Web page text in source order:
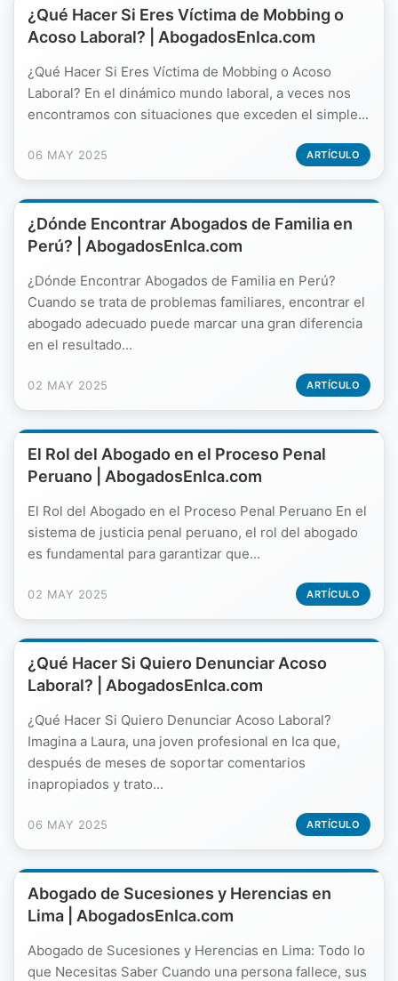
¿Qué Hacer Si Eres Víctima de Mobbing o
Acoso Laboral? | AbogadosEnIca.com
¿Qué Hacer Si Eres Víctima de Mobbing o Acoso
Laboral? En el dinámico mundo laboral, a veces nos
encontramos con situaciones que exceden el simple...
06 MAY 2025 ARTÍCULO
¿Dónde Encontrar Abogados de Familia en
Perú? | AbogadosEnIca.com
¿Dónde Encontrar Abogados de Familia en Perú?
Cuando se trata de problemas familiares, encontrar el
abogado adecuado puede marcar una gran diferencia
en el resultado...
02 MAY 2025 ARTÍCULO
El Rol del Abogado en el Proceso Penal
Peruano | AbogadosEnIca.com
El Rol del Abogado en el Proceso Penal Peruano En el
sistema de justicia penal peruano, el rol del abogado
es fundamental para garantizar que...
02 MAY 2025 ARTÍCULO
¿Qué Hacer Si Quiero Denunciar Acoso
Laboral? | AbogadosEnIca.com
¿Qué Hacer Si Quiero Denunciar Acoso Laboral?
Imagina a Laura, una joven profesional en Ica que,
después de meses de soportar comentarios
inapropiados y trato...
06 MAY 2025 ARTÍCULO
Abogado de Sucesiones y Herencias en
Lima | AbogadosEnIca.com
Abogado de Sucesiones y Herencias en Lima: Todo lo
que Necesitas Saber Cuando una persona fallece, sus